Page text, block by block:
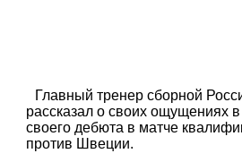
Главный тренер сборной
рассказал о своих ощущениях
своего дебюта в матче
против Швеции.